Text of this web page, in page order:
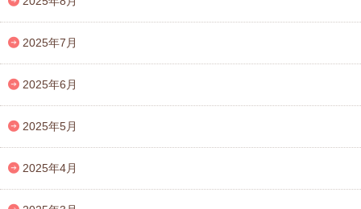
2025年7月
2025年6月
2025年5月
2025年4月